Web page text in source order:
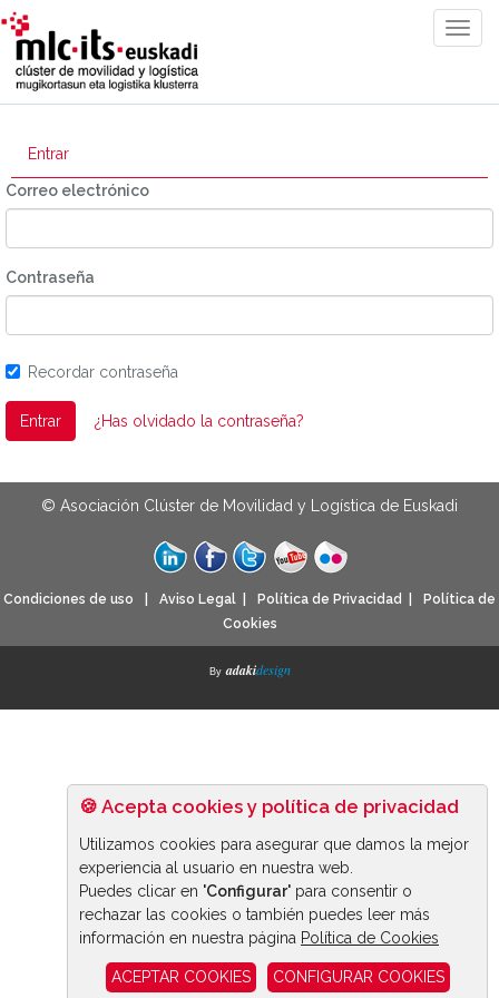
Entrar
Correo electrónico
Contraseña
Recordar contraseña
Entrar ¿Has olvidado la contraseña?
© Asociación Clúster de Movilidad y Logística de Euskadi
Condiciones de uso Aviso Legal Política de Privacidad
Política de
Cookies
By adakidesign
🍪 Acepta cookies y política de privacidad
Utilizamos cookies para asegurar que damos la mejor
experiencia al usuario en nuestra web.
Puedes clicar en 'Configurar' para consentir o
rechazar las cookies o también puedes leer más
información en nuestra página Política de Cookies
ACEPTAR COOKIES CONFIGURAR COOKIES